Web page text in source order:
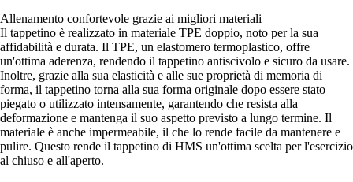
Allenamento confortevole grazie ai migliori materiali
Il tappetino è realizzato in materiale TPE doppio, noto per la sua
affidabilità e durata. Il TPE, un elastomero termoplastico, offre
un'ottima aderenza, rendendo il tappetino antiscivolo e sicuro da usare.
Inoltre, grazie alla sua elasticità e alle sue proprietà di memoria di
forma, il tappetino torna alla sua forma originale dopo essere stato
piegato o utilizzato intensamente, garantendo che resista alla
deformazione e mantenga il suo aspetto previsto a lungo termine. Il
materiale è anche impermeabile, il che lo rende facile da mantenere e
pulire. Questo rende il tappetino di HMS un'ottima scelta per l'esercizio
al chiuso e all'aperto.